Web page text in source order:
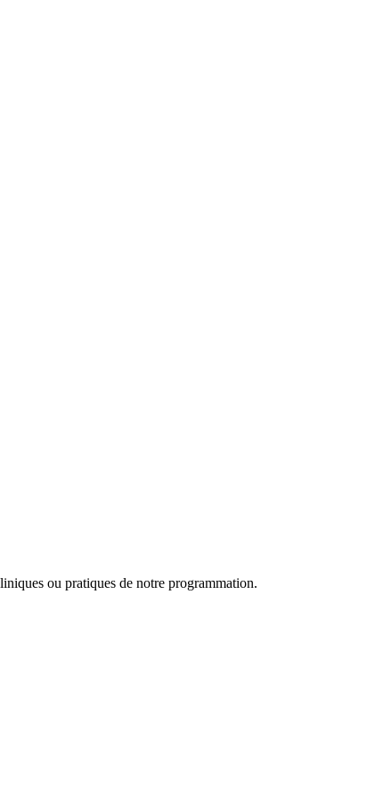
ou pratiques de notre programmation.